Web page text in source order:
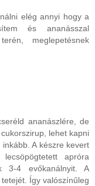
elég annyi hogy a
és ananásszal
meglepetésnek
ananászlére, de
lehet kapni
A készre kevert
apróra
3-4 evőkanálnyit. A
Így valószínűleg